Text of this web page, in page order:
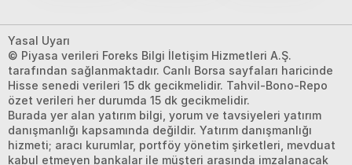
Yasal Uyarı
© Piyasa verileri Foreks Bilgi İletişim Hizmetleri A.Ş.
tarafından sağlanmaktadır. Canlı Borsa sayfaları haricinde
Hisse senedi verileri 15 dk gecikmelidir. Tahvil-Bono-Repo
özet verileri her durumda 15 dk gecikmelidir.
Burada yer alan yatırım bilgi, yorum ve tavsiyeleri yatırım
danışmanlığı kapsamında değildir. Yatırım danışmanlığı
hizmeti; aracı kurumlar, portföy yönetim şirketleri, mevduat
kabul etmeyen bankalar ile müşteri arasında imzalanacak